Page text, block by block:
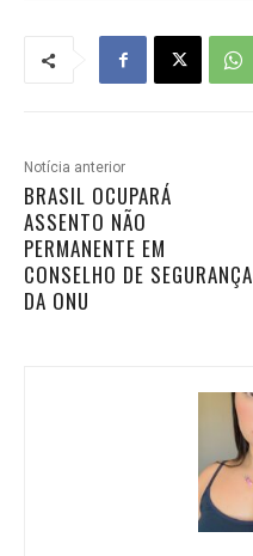
Notícia anterior
BRASIL OCUPARÁ
ASSENTO NÃO
PERMANENTE EM
CONSELHO DE SEGURANÇA
DA ONU